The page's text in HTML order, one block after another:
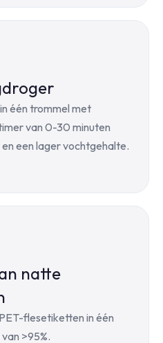
één trommel met
van 0-30 minuten
een lager vochtgehalte.
natte
flesetiketten in één
>95%.